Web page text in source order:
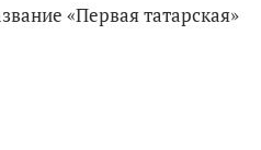
«Первая татарская»